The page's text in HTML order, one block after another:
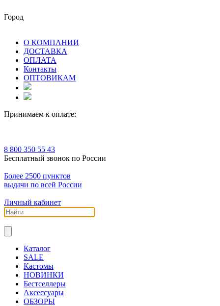
Город
О КОМПАНИИ
ДОСТАВКА
ОПЛАТА
Контакты
ОПТОВИКАМ
Принимаем к оплате:
8 800 350 55 43
Бесплатный звонок по России
Более 2500 пунктов
выдачи по всей России
Личный кабинет
Каталог
SALE
Кастомы
НОВИНКИ
Бестселлеры
Аксессуары
ОБЗОРЫ